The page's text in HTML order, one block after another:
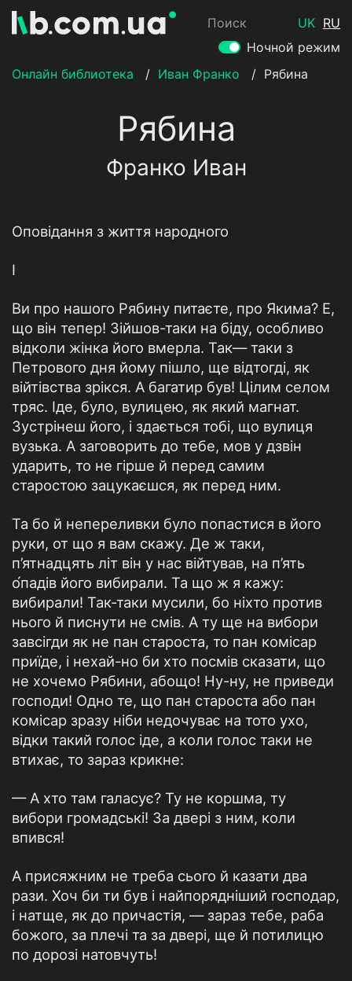
Поиск UK RU
Ночной режим
Онлайн библиотека
/ Иван Франко / Рябина
Рябина
Франко Иван
Оповідання з життя народного
І
Ви про нашого Рябину питаєте, про Якима? Е,
що він тепер! Зійшов-таки на біду, особливо
відколи жінка його вмерла. Так— таки з
Петрового дня йому пішло, ще відтогді, як
війтівства зрікся. А багатир був! Цілим селом
тряс. Іде, було, вулицею, як який маг­нат.
Зустрінеш його, і здається тобі, що вулиця
вузька. А заговорить до тебе, мов у дзвін
ударить, то не гірше й перед самим
старостою зацукаєшся, як перед ним.
Та бо й непереливки було попастися в його
руки, от що я вам скажу. Де ж таки,
п’ятнадцять літ він у нас війтував, на п’ять
о́падів його вибирали. Та що ж я кажу:
вибирали! Так-таки муси­ли, бо ніхто против
нього й писнути не смів. А ту ще на вибори
завсігди як не пан староста, то пан комісар
приїде, і нехай-но би хто посмів сказати, що
не хочемо Рябини, абощо! Ну-ну, не при­веди
господи! Одно те, що пан староста або пан
комісар зразу ніби недочуває на тото ухо,
відки такий голос іде, а коли голос таки не
втихає, то зараз крикне:
— А хто там галасує? Ту не коршма, ту
вибори громадські! За двері з ним, коли
впився!
А присяжним не треба сього й казати два
рази. Хоч би ти був і найпорядніший господар,
і натще, як до причастія, — зараз тебе, раба
божого, за плечі та за двері, ще й потилицю
по дорозі натовчуть!